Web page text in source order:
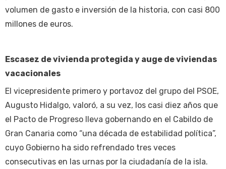
volumen de gasto e inversión de la historia, con casi 800
millones de euros.
Escasez de vivienda protegida y auge de viviendas
vacacionales
El vicepresidente primero y portavoz del grupo del PSOE,
Augusto Hidalgo, valoró, a su vez, los casi diez años que
el Pacto de Progreso lleva gobernando en el Cabildo de
Gran Canaria como “una década de estabilidad política”,
cuyo Gobierno ha sido refrendado tres veces
consecutivas en las urnas por la ciudadanía de la isla.